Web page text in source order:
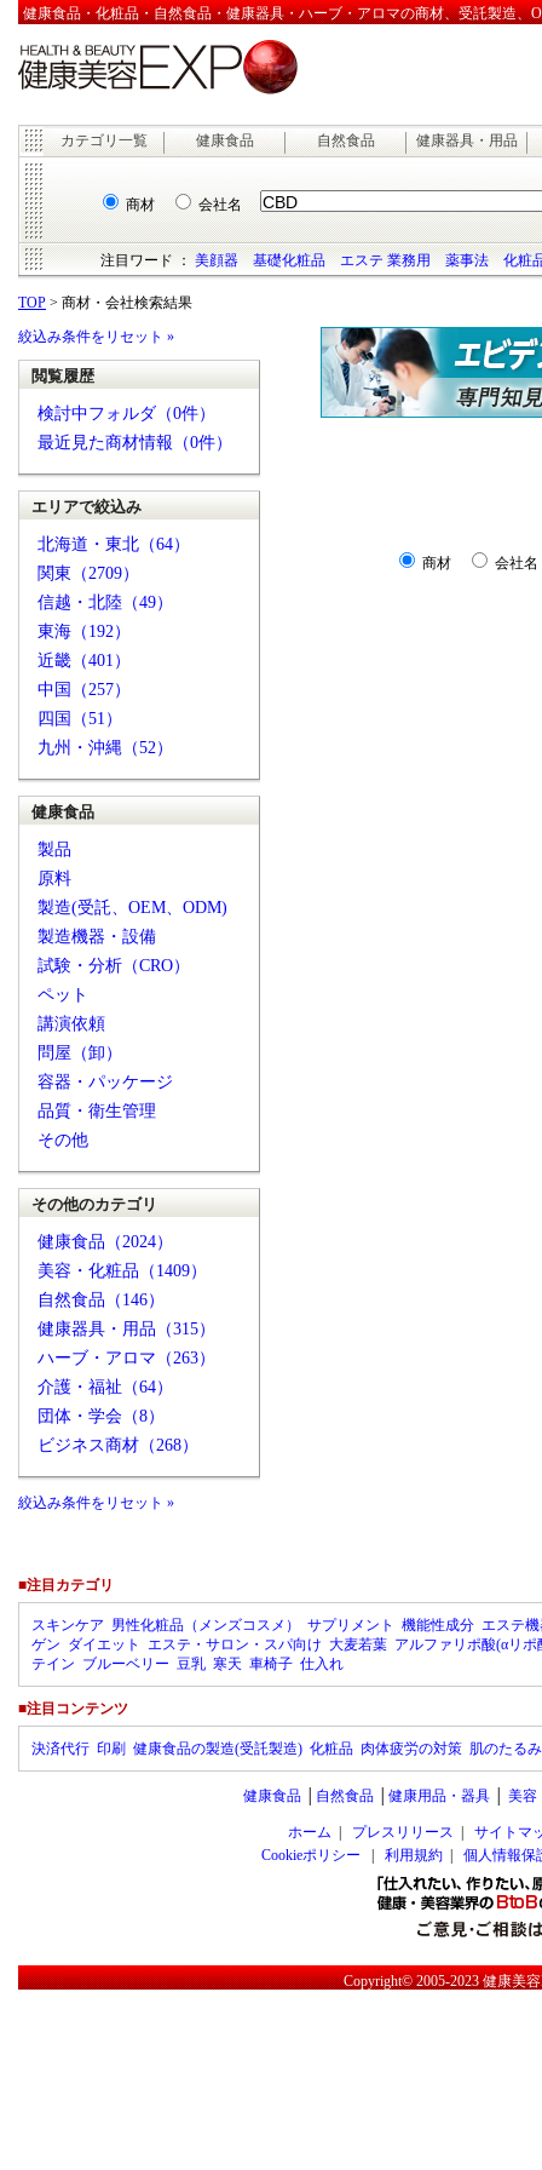
健康食品・化粧品・自然食品・健康器具・ハーブ・アロマの商材、受託製造、
カテゴリ一覧 健康食品 自然食品 健康器具・用品
商材 会社名
注目ワード ：美顔器 基礎化粧品 エステ 業務用 薬事法 化粧
TOP > 商材・会社検索結果
絞込み条件をリセット »
閲覧履歴
検討中フォルダ（0件）
最近見た商材情報（0件）
エリアで絞込み
北海道・東北（64）
関東（2709）
信越・北陸（49）
東海（192）
近畿（401）
中国（257）
四国（51）
九州・沖縄（52）
健康食品
製品
原料
製造(受託、OEM、ODM)
製造機器・設備
試験・分析（CRO）
ペット
講演依頼
問屋（卸）
容器・パッケージ
品質・衛生管理
その他
その他のカテゴリ
健康食品（2024）
美容・化粧品（1409）
自然食品（146）
健康器具・用品（315）
ハーブ・アロマ（263）
介護・福祉（64）
団体・学会（8）
ビジネス商材（268）
絞込み条件をリセット »
商材 会社名
■注目カテゴリ
スキンケア 男性化粧品（メンズコスメ） サプリメント 機能性成分 エステ
ゲン ダイエット エステ・サロン・スパ向け 大麦若葉 アルファリポ酸(αリポ
テイン ブルーベリー 豆乳 寒天 車椅子 仕入れ
■注目コンテンツ
決済代行 印刷 健康食品の製造(受託製造) 化粧品 肉体疲労の対策 肌のたる
健康食品│ 自然食品│ 健康用品・器具│ 美容
ホーム プレスリリース
サイトマ
Cookieポリシー
利用規約| 個人情報保
Copyright© 2005-2023健康美